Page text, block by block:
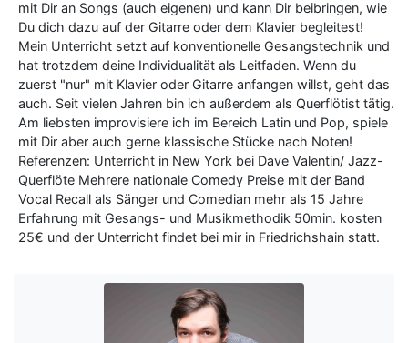
mit Dir an Songs (auch eigenen) und kann Dir beibringen, wie
Du dich dazu auf der Gitarre oder dem Klavier begleitest!
Mein Unterricht setzt auf konventionelle Gesangstechnik und
hat trotzdem deine Individualität als Leitfaden. Wenn du
zuerst "nur" mit Klavier oder Gitarre anfangen willst, geht das
auch. Seit vielen Jahren bin ich außerdem als Querflötist tätig.
Am liebsten improvisiere ich im Bereich Latin und Pop, spiele
mit Dir aber auch gerne klassische Stücke nach Noten!
Referenzen: Unterricht in New York bei Dave Valentin/ Jazz-
Querflöte Mehrere nationale Comedy Preise mit der Band
Vocal Recall als Sänger und Comedian mehr als 15 Jahre
Erfahrung mit Gesangs- und Musikmethodik 50min. kosten
25€ und der Unterricht findet bei mir in Friedrichshain statt.